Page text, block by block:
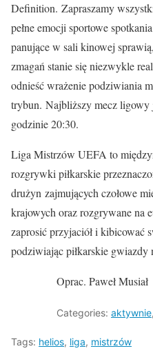
Definition. Zapraszamy
pełne emocji sportowe
panujące w sali kinowej
zmagań stanie się niezwykle
odnieść wrażenie podziwiania
trybun. Najbliższy mecz
godzinie 20:30.
Liga Mistrzów UEFA to
rozgrywki piłkarskie
drużyn zajmujących czołowe
krajowych oraz rozgrywane na
zaprosić przyjaciół i kibicować
podziwiając piłkarskie
Oprac. Paweł Musiał
Categories: aktywnie,
Tags: helios, liga, mistrzów